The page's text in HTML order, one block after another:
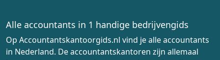
Alle accountants in 1 handige bedrijvengids
Op Accountantskantoorgids.nl vind je alle accountants
in Nederland. De accountantskantoren zijn allemaal